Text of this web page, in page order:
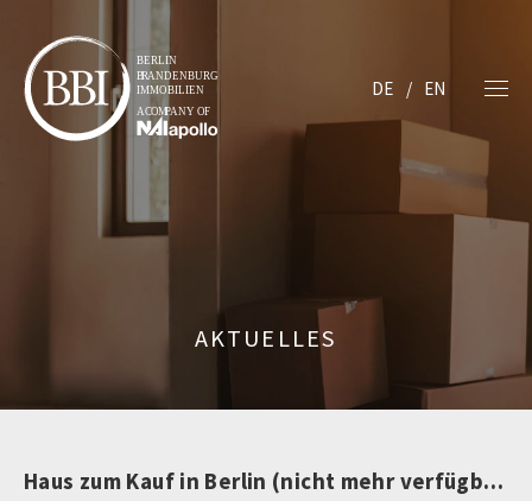
DE EN
AKTUELLES
Haus zum Kauf in Berlin (nicht mehr verfügbar)